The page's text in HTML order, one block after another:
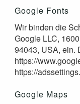
Google Fonts
Wir binden die
Google LLC,
94043, USA, ein.
https://
https://
Google Maps